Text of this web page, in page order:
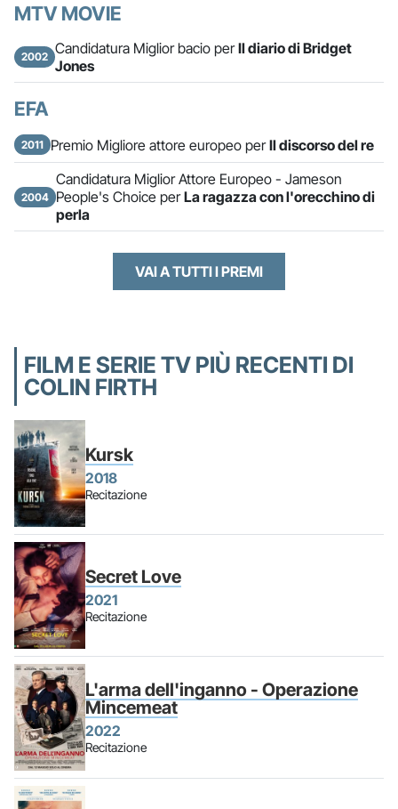
MTV MOVIE
2002 Candidatura Miglior bacio perIl diario di Bridget
Jones
EFA
2011 Premio Migliore attore europeo perIl discorso del re
2004
Candidatura Miglior Attore Europeo - Jameson
People's Choice perLa ragazza con l'orecchino di
perla
VAI A TUTTI I PREMI
FILM E SERIE TV PIÙ RECENTI DI
COLIN FIRTH
Kursk
2018
Recitazione
Secret Love
2021
Recitazione
L'arma dell'inganno - Operazione
Mincemeat
2022
Recitazione